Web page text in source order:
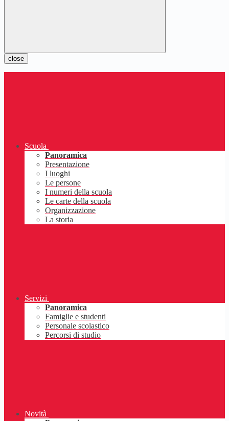
close
Scuola
Panoramica
Presentazione
I luoghi
Le persone
I numeri della scuola
Le carte della scuola
Organizzazione
La storia
Servizi
Panoramica
Famiglie e studenti
Personale scolastico
Percorsi di studio
Novità